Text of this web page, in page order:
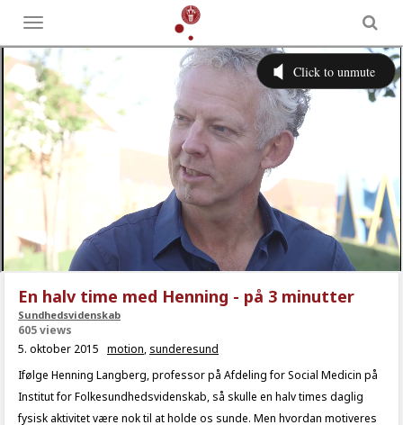
Toggle
menu
En halv time med Henning - på 3 minutter
Sundhedsvidenskab
605 views
5. oktober 2015 motion, sunderesund
Ifølge Henning Langberg, professor på Afdeling for Social Medicin på
Institut for Folkesundhedsvidenskab, så skulle en halv times daglig
fysisk aktivitet være nok til at holde os sunde. Men hvordan motiveres